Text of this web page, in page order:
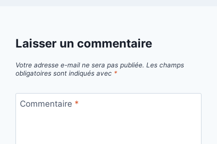
Laisser un commentaire
Votre adresse e-mail ne sera pas publiée. Les champs
obligatoires sont indiqués avec *
Commentaire *